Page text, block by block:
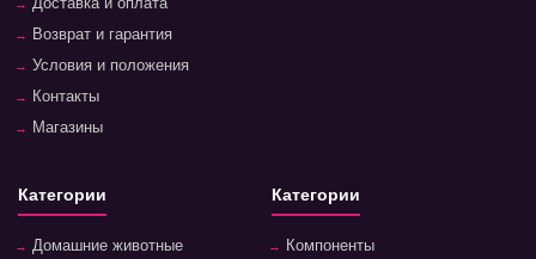
Возврат и гарантия
Условия и положения
Контакты
Магазины
Категории
Домашние животные
Категории
Компоненты